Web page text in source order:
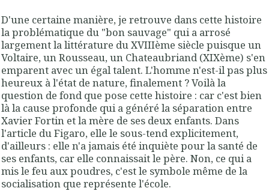
D'une certaine manière, je retrouve dans cette histoire
la problématique du "bon sauvage" qui a arrosé
largement la littérature du XVIIIème siècle puisque un
Voltaire, un Rousseau, un Chateaubriand (XIXème) s'en
emparent avec un égal talent. L'homme n'est-il pas plus
heureux à l'état de nature, finalement ? Voilà la
question de fond que pose cette histoire : car c'est bien
là la cause profonde qui a généré la séparation entre
Xavier Fortin et la mère de ses deux enfants. Dans
l'article du Figaro, elle le sous-tend explicitement,
d'ailleurs : elle n'a jamais été inquiète pour la santé de
ses enfants, car elle connaissait le père. Non, ce qui a
mis le feu aux poudres, c'est le symbole même de la
socialisation que représente l'école.